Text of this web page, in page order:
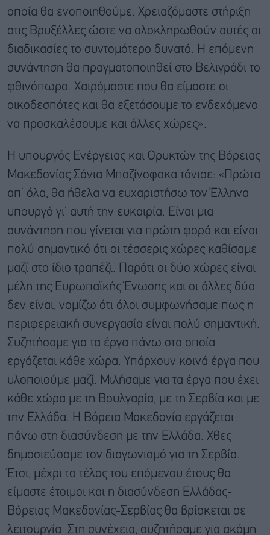
οποία θα ενοποιηθούμε. Χρειαζόμαστε στήριξη
στις Βρυξέλλες ώστε να ολοκληρωθούν αυτές οι
διαδικασίες το συντομότερο δυνατό. Η επόμενη
συνάντηση θα πραγματοποιηθεί στο Βελιγράδι το
φθινόπωρο. Χαιρόμαστε που θα είμαστε οι
οικοδεσπότες και θα εξετάσουμε το ενδεχόμενο
να προσκαλέσουμε και άλλες χώρες».
Η υπουργός Ενέργειας και Ορυκτών της Βόρειας
Μακεδονίας Σάνια Μποζίνοφσκα τόνισε: «Πρώτα
απ’ όλα, θα ήθελα να ευχαριστήσω τον Έλληνα
υπουργό γι’ αυτή την ευκαιρία. Είναι μια
συνάντηση που γίνεται για πρώτη φορά και είναι
πολύ σημαντικό ότι οι τέσσερις χώρες καθίσαμε
μαζί στο ίδιο τραπέζι. Παρότι οι δύο χώρες είναι
μέλη της Ευρωπαϊκής Ένωσης και οι άλλες δύο
δεν είναι, νομίζω ότι όλοι συμφωνήσαμε πως η
περιφερειακή συνεργασία είναι πολύ σημαντική.
Συζητήσαμε για τα έργα πάνω στα οποία
εργάζεται κάθε χώρα. Υπάρχουν κοινά έργα που
υλοποιούμε μαζί. Μιλήσαμε για τα έργα που έχει
κάθε χώρα με τη Βουλγαρία, με τη Σερβία και με
την Ελλάδα. Η Βόρεια Μακεδονία εργάζεται
πάνω στη διασύνδεση με την Ελλάδα. Χθες
δημοσιεύσαμε τον διαγωνισμό για τη Σερβία.
Έτσι, μέχρι το τέλος του επόμενου έτους θα
είμαστε έτοιμοι και η διασύνδεση Ελλάδας-
Βόρειας Μακεδονίας-Σερβίας θα βρίσκεται σε
λειτουργία. Στη συνέχεια, συζητήσαμε για ακόμη